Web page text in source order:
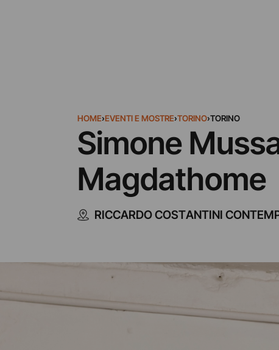
HOME›EVENTI E MOSTRE›TORINO›TORINO
Simone
Magdathome
RICCARDO COSTANTINI